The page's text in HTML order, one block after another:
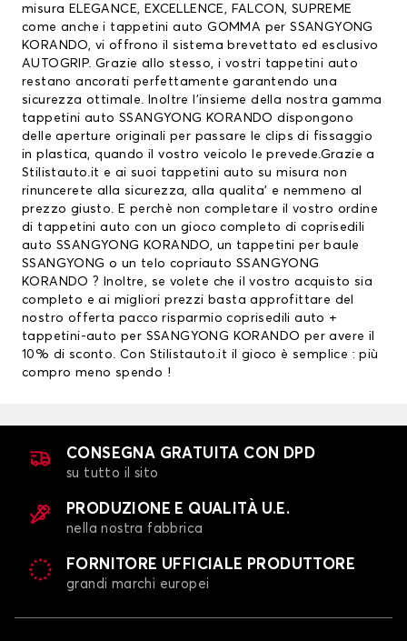
misura ELEGANCE, EXCELLENCE, FALCON, SUPREME
come anche i tappetini auto GOMMA per SSANGYONG
KORANDO, vi offrono il sistema brevettato ed esclusivo
AUTOGRIP. Grazie allo stesso, i vostri tappetini auto
restano ancorati perfettamente garantendo una
sicurezza ottimale. Inoltre l’insieme della nostra gamma
tappetini auto SSANGYONG KORANDO dispongono
delle aperture originali per passare le clips di fissaggio
in plastica, quando il vostro veicolo le prevede.Grazie a
Stilistauto.it e ai suoi tappetini auto su misura non
rinuncerete alla sicurezza, alla qualita’ e nemmeno al
prezzo giusto. E perchè non completare il vostro ordine
di tappetini auto con un gioco completo di coprisedili
auto SSANGYONG KORANDO, un tappetini per baule
SSANGYONG o un telo copriauto SSANGYONG
KORANDO ? Inoltre, se volete che il vostro acquisto sia
completo e ai migliori prezzi basta approfittare del
nostro offerta pacco risparmiocoprisedili auto +
tappetini-auto per SSANGYONG KORANDO per avere il
10% di sconto. Con Stilistauto.it il gioco è semplice : più
compro meno spendo !
CONSEGNA GRATUITA CON DPD
su tutto il sito
PRODUZIONE E QUALITÀ U.E.
nella nostra fabbrica
FORNITORE UFFICIALE PRODUTTORE
grandi marchi europei